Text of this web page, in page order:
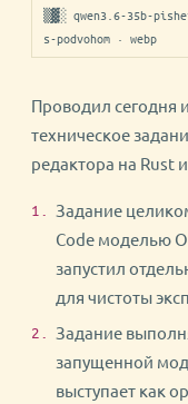
▒▓░ qwen3.6-35b-
s-podvohom · webp
Проводил сегодня
техническое
редактора на Rust
Задание
Code моделью
запустил
для чистоты
Задание
запущенной
выступает как